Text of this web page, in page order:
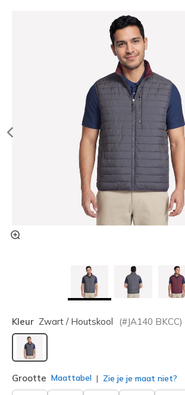
Kleur Zwart / Houtskool (#JA140 BKCC)
geselecteerd
Grootte Maattabel Zie je je maat niet?